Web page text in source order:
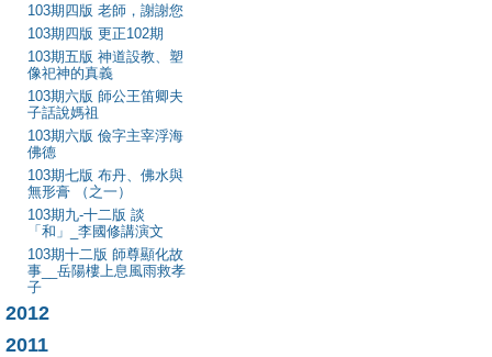
103期四版 老師，謝謝您
103期四版 更正102期
103期五版 神道設教、塑
像祀神的真義
103期六版 師公王笛卿夫
子話說媽祖
103期六版 儉字主宰浮海
佛德
103期七版 布丹、佛水與
無形膏 （之一）
103期九-十二版 談
「和」_李國修講演文
103期十二版 師尊顯化故
事__岳陽樓上息風雨救孝
子
2012
2011